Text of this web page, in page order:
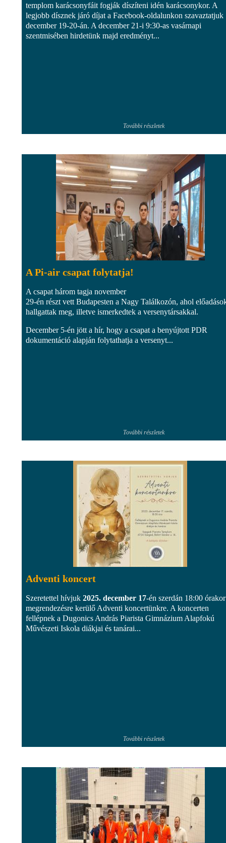
templom karácsonyfáit fogják díszíteni idén karácsonykor. A
legjobb dísznek járó díjat a Facebook-oldalunkon szavaztatjuk
december 19-20-án. A december 21-i 9:30-as vasárnapi
szentmisében hirdetünk majd eredményt...
További részletek
A Pi-air csapat folytatja!
A csapat három tagja november
29-én részt vett Budapesten a Nagy Találkozón, ahol
hallgattak meg, illetve ismerkedtek a versenytársakkal.
December 5-én jött a hír, hogy a csapat a benyújtott PDR
dokumentáció alapján folytathatja a versenyt...
További részletek
Adventi koncert
Szeretettel hívjuk 2025. december 17-én szerdán 18:00 órakor
megrendezésre kerülő Adventi koncertünkre. A koncerten
fellépnek a Dugonics András Piarista Gimnázium Alapfokú
Művészeti Iskola diákjai és tanárai...
További részletek